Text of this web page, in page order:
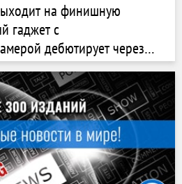
на финишную
гаджет с
дебютирует через